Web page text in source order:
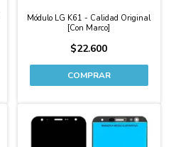
Módulo LG K61 - Calidad Original
[Con Marco]
$22.600